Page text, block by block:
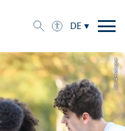
DE
Bild: Anna Logue